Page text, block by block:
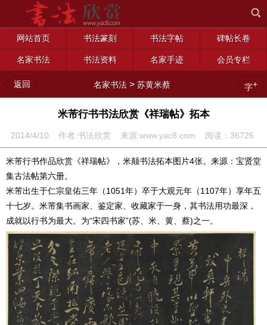
网站首页 书法篆刻 书法字帖 碑帖长卷
名家书法 书法资料 名家手迹 会员专栏
返回 名家书法 >苏黄米蔡 字+
米芾行书书法欣赏《祥瑞帖》拓本
2014/4/10 作者:书法欣赏 来源:www.yac8.com 阅读： 36726
米芾行书作品欣赏《祥瑞帖》，米颠书法拓本图片4张。来源：宝贤堂
集古法帖第六册。
米芾出生于仁宗皇佑三年（1051年）卒于大观元年（1107年）享年五
十七岁。米芾集书画家、鉴定家、收藏家于一身，其书法用功最深，
成就以行书为最大。为“宋四书家”(苏、米、黄、蔡)之一。